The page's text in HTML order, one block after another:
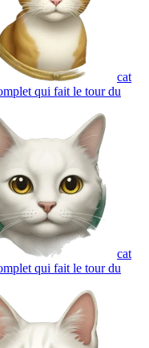
cat
qui fait le tour du
cat
qui fait le tour du